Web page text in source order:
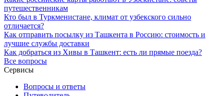
путешественникам
Кто был в Туркменистане, климат от узбекского сильно
отличается?
Как отправить посылку из Ташкента в Россию: стоимость и
лучшие службы доставки
Как добраться из Хивы в Ташкент: есть ли прямые поезда?
Все вопросы
Сервисы
Вопросы и ответы